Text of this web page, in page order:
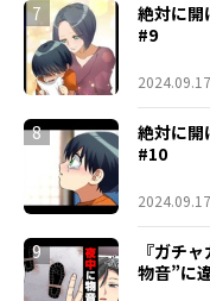
7
絶対に
#9
2024.09.17
8
絶対に
#10
2024.09.17
9
『ガチ
物音”に